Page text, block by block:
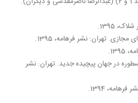
1395.
تهران: نشر فرهامه، 1395.
در جهان پیچیده جدید. تهران: نشر
1394.